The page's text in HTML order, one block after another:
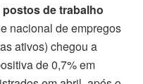
postos de trabalho
nacional de empregos
ativos) chegou a
de 0,7% em